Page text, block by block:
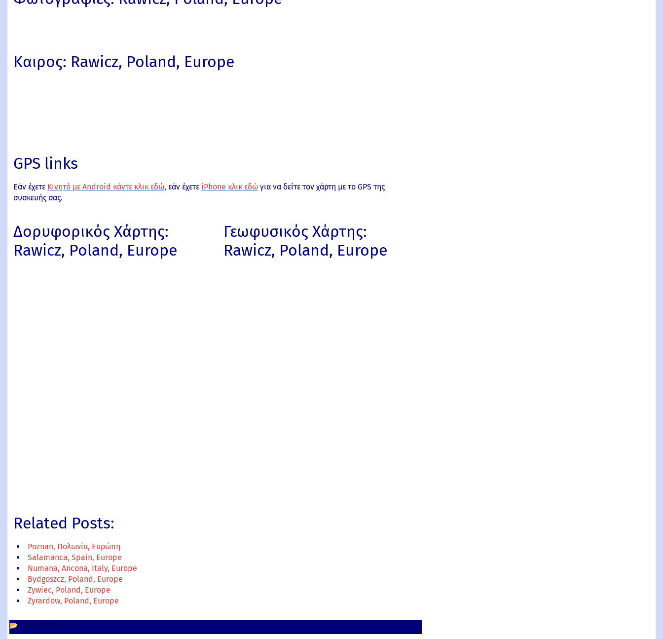
Καιρος: Rawicz, Poland, Europe
GPS links
Εάν έχετε Κινητό με Android κάντε κλικ εδώ, εάν έχετε iPhone κλικ εδώ για να δείτε τον χάρτη με το GPS της
συσκευής σας.
Δορυφορικός Χάρτης:
Rawicz, Poland, Europe
Γεωφυσικός Χάρτης:
Rawicz, Poland, Europe
Related Posts:
Poznan, Πολωνία, Ευρώπη
Salamanca, Spain, Europe
Numana, Ancona, Italy, Europe
Bydgoszcz, Poland, Europe
Zywiec, Poland, Europe
Zyrardow, Poland, Europe
📂